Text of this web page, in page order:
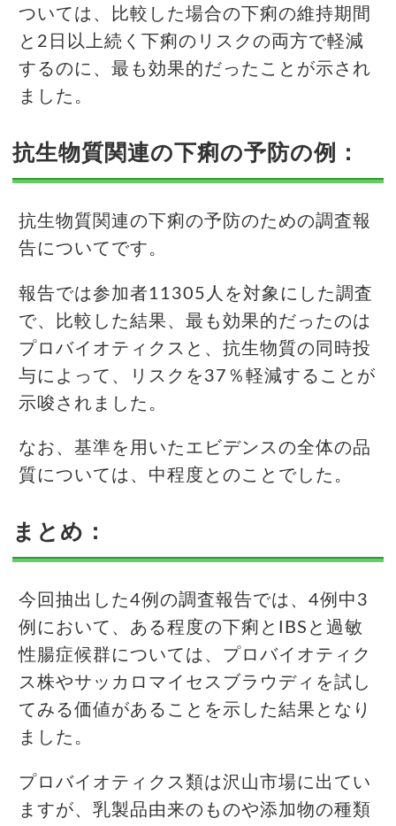
ついては、比較した場合の下痢の維持期間
と2日以上続く下痢のリスクの両方で軽減
するのに、最も効果的だったことが示され
ました。
抗生物質関連の下痢の予防の例：
抗生物質関連の下痢の予防のための調査報
告についてです。
報告では参加者11305人を対象にした調査
で、比較した結果、最も効果的だったのは
プロバイオティクスと、抗生物質の同時投
与によって、リスクを37％軽減することが
示唆されました。
なお、基準を用いたエビデンスの全体の品
質については、中程度とのことでした。
まとめ：
今回抽出した4例の調査報告では、4例中3
例において、ある程度の下痢とIBSと過敏
性腸症候群については、プロバイオティク
ス株やサッカロマイセスブラウディを試し
てみる価値があることを示した結果となり
ました。
プロバイオティクス類は沢山市場に出てい
ますが、乳製品由来のものや添加物の種類